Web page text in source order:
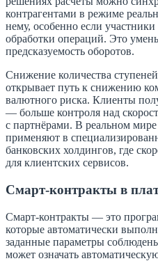
контрагентами в режиме
нему, особенно если
обработки операций. Это
предсказуемость оборотов.
Снижение количества
открывает путь к снижению
валютного риска. Клиенты
— больше контроля над
с партнёрами. В реальном
применяют в
банковских холдингов, где
для клиентских сервисов.
Смарт-контракты в
Смарт-контракты — это
которые автоматически
заданные параметры
может означать